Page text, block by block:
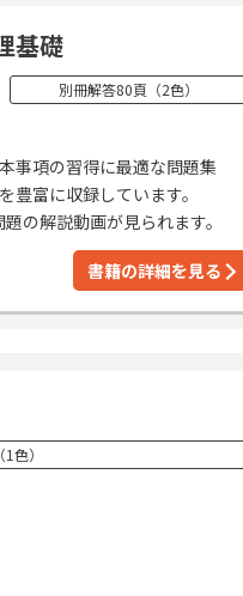
基礎
別冊解答80頁（2色）
事項の習得に最適な問題集
豊富に収録しています。
の解説動画が見られます。
書籍の詳細を見る
色）